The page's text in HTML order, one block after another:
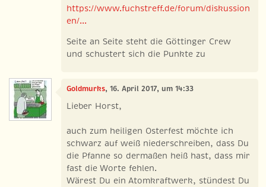
https://www.fuchstreff.de/forum/diskussion
en/...
Seite an Seite steht die Göttinger Crew
und schustert sich die Punkte zu
Goldmurks, 16. April 2017, um 14:33
Lieber Horst,
auch zum heiligen Osterfest möchte ich
schwarz auf weiß niederschreiben, dass Du
die Pfanne so dermaßen heiß hast, dass mir
fast die Worte fehlen.
Wärest Du ein Atomkraftwerk, stündest Du